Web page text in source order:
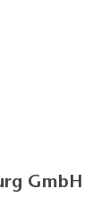
GmbH